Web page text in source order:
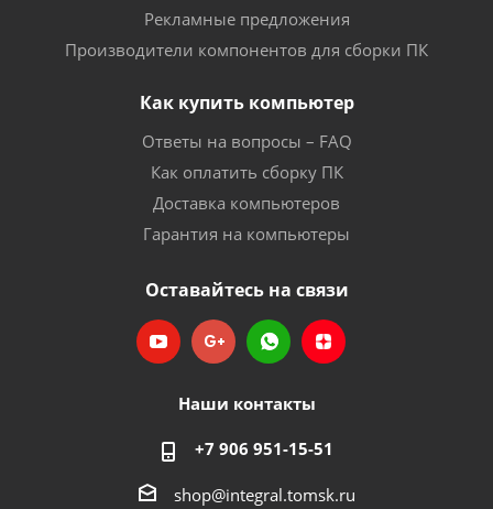
Рекламные предложения
Производители компонентов для сборки ПК
Как купить компьютер
Ответы на вопросы – FAQ
Как оплатить сборку ПК
Доставка компьютеров
Гарантия на компьютеры
Оставайтесь на связи
Наши контакты
+7 906 951-15-51
shop@integral.tomsk.ru